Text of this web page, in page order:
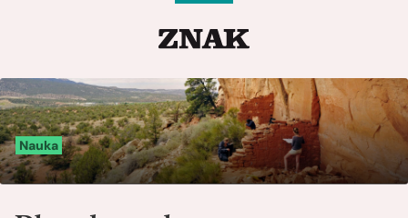
Nauka